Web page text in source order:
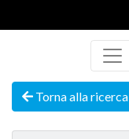
Torna alla ricerca